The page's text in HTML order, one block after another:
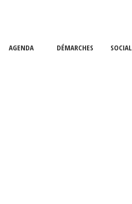
AGENDA DÉMARCHES SOCIAL